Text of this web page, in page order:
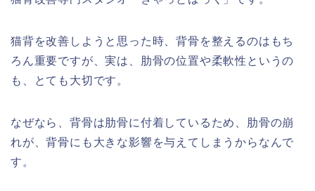
猫背を改善しようと思った時、背骨を整えるのはもち
ろん重要ですが、実は、肋骨の位置や柔軟性というの
も、とても大切です。
なぜなら、背骨は肋骨に付着しているため、肋骨の崩
れが、背骨にも大きな影響を与えてしまうからなんで
す。